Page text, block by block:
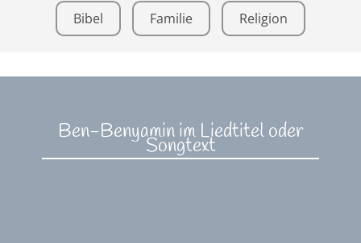
Bibel Familie Religion
Ben-Benyamin im Liedtitel oder
Songtext